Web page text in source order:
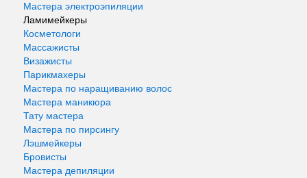
Мастера электроэпиляции
Ламимейкеры
Косметологи
Массажисты
Визажисты
Парикмахеры
Мастера по наращиванию волос
Мастера маникюра
Тату мастера
Мастера по пирсингу
Лэшмейкеры
Бровисты
Мастера депиляции